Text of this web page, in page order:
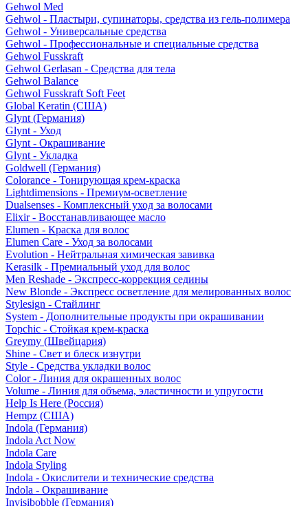
Gehwol Med
Gehwol - Пластыри, супинаторы, средства из гель-полимера
Gehwol - Универсальные средства
Gehwol - Профессиональные и специальные средства
Gehwol Fusskraft
Gehwol Gerlasan - Средства для тела
Gehwol Balance
Gehwol Fusskraft Soft Feet
Global Keratin (США)
Glynt (Германия)
Glynt - Уход
Glynt - Окрашивание
Glynt - Укладка
Goldwell (Германия)
Colorance - Тонирующая крем-краска
Lightdimensions - Премиум-осветление
Dualsenses - Комплексный уход за волосами
Elixir - Восстанавливающее масло
Elumen - Краска для волос
Elumen Care - Уход за волосами
Evolution - Нейтральная химическая завивка
Kerasilk - Премиальный уход для волос
Men Reshade - Экспресс-коррекция седины
New Blonde - Экспресс осветление для мелированных волос
Stylesign - Стайлинг
System - Дополнительные продукты при окрашивании
Topchic - Стойкая крем-краска
Greymy (Швейцария)
Shine - Свет и блеск изнутри
Style - Средства укладки волос
Color - Линия для окрашенных волос
Volume - Линия для объема, эластичности и упругости
Help Is Here (Россия)
Hempz (США)
Indola (Германия)
Indola Act Now
Indola Care
Indola Styling
Indola - Окислители и технические средства
Indola - Окрашивание
Invisibobble (Германия)